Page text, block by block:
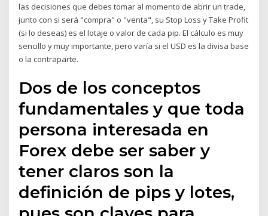
las decisiones que debes tomar al momento de abrir un trade,
junto con si será "compra" o "venta", su Stop Loss y Take Profit
(si lo deseas) es el lotaje o valor de cada pip. El cálculo es muy
sencillo y muy importante, pero varía si el USD es la divisa base
o la contraparte.
Dos de los conceptos
fundamentales y que toda
persona interesada en
Forex debe ser saber y
tener claros son la
definición de pips y lotes,